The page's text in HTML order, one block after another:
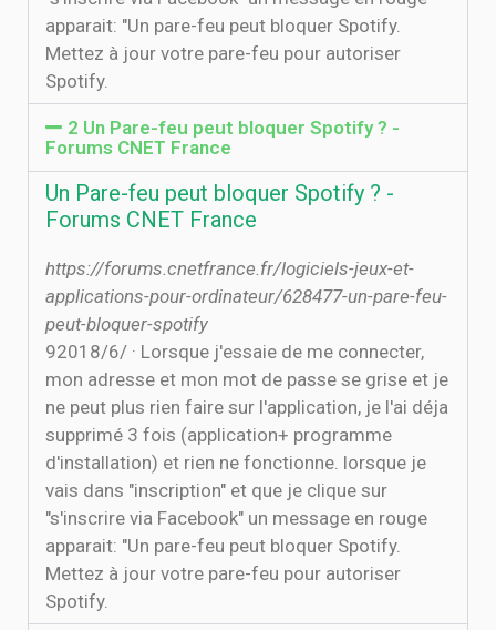
apparait: "Un pare-feu peut bloquer Spotify.
Mettez à jour votre pare-feu pour autoriser
Spotify.
2 Un Pare-feu peut bloquer Spotify ? -
Forums CNET France
Un Pare-feu peut bloquer Spotify ? -
Forums CNET France
https://forums.cnetfrance.fr/logiciels-jeux-et-
applications-pour-ordinateur/628477-un-pare-feu-
peut-bloquer-spotify
9‏‏/6‏‏/2018 · Lorsque j'essaie de me connecter,
mon adresse et mon mot de passe se grise et je
ne peut plus rien faire sur l'application, je l'ai déja
supprimé 3 fois (application+ programme
d'installation) et rien ne fonctionne. lorsque je
vais dans "inscription" et que je clique sur
"s'inscrire via Facebook" un message en rouge
apparait: "Un pare-feu peut bloquer Spotify.
Mettez à jour votre pare-feu pour autoriser
Spotify.